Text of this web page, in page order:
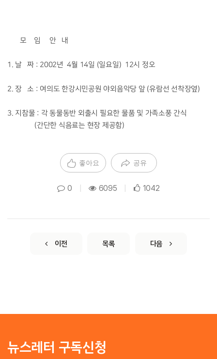
모 임 안 내
1. 날 짜 : 2002년 4월 14일 (일요일) 12시 정오
2. 장 소 : 여의도 한강시민공원 야외음악당 앞 (유람선 선착장옆)
3. 지참물 : 각 동물동반 외출시 필요한 물품 및 가족소풍 간식
(간단한 식음료는 현장 제공함)
좋아요 공유
0 6095 1042
이전 목록 다음
뉴스레터 구독신청